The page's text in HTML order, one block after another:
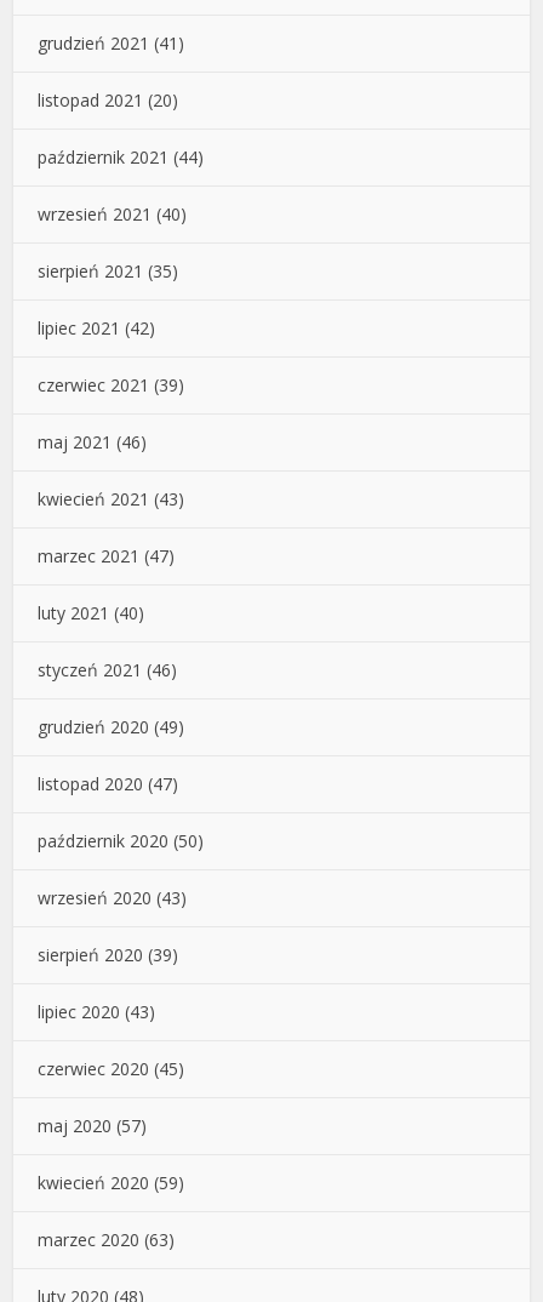
grudzień 2021 (41)
listopad 2021 (20)
październik 2021 (44)
wrzesień 2021 (40)
sierpień 2021 (35)
lipiec 2021 (42)
czerwiec 2021 (39)
maj 2021 (46)
kwiecień 2021 (43)
marzec 2021 (47)
luty 2021 (40)
styczeń 2021 (46)
grudzień 2020 (49)
listopad 2020 (47)
październik 2020 (50)
wrzesień 2020 (43)
sierpień 2020 (39)
lipiec 2020 (43)
czerwiec 2020 (45)
maj 2020 (57)
kwiecień 2020 (59)
marzec 2020 (63)
luty 2020 (48)